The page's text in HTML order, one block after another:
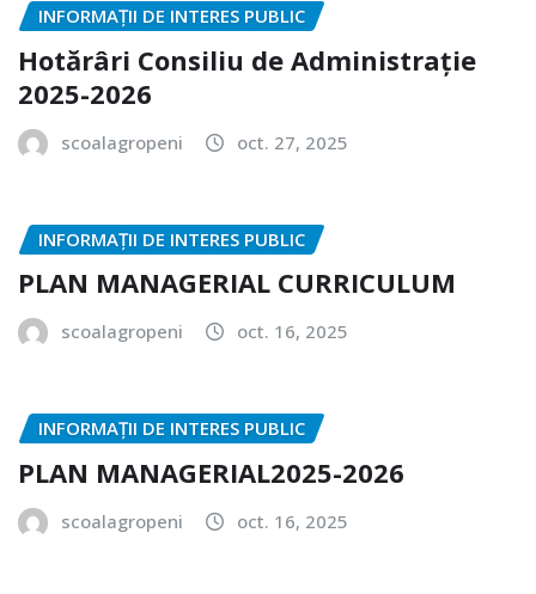
INFORMAȚII DE INTERES PUBLIC
Hotărâri Consiliu de Administrație
2025-2026
scoalagropeni oct. 27, 2025
INFORMAȚII DE INTERES PUBLIC
PLAN MANAGERIAL CURRICULUM
scoalagropeni oct. 16, 2025
INFORMAȚII DE INTERES PUBLIC
PLAN MANAGERIAL2025-2026
scoalagropeni oct. 16, 2025